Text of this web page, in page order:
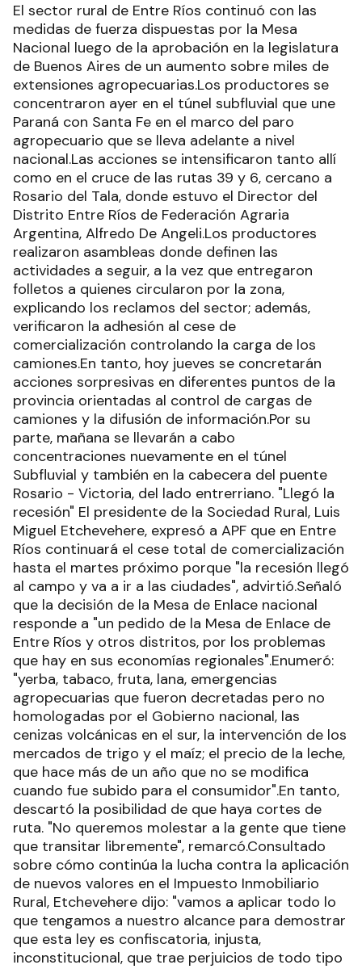
El sector rural de Entre Ríos continuó con las
medidas de fuerza dispuestas por la Mesa
Nacional luego de la aprobación en la legislatura
de Buenos Aires de un aumento sobre miles de
extensiones agropecuarias.Los productores se
concentraron ayer en el túnel subfluvial que une
Paraná con Santa Fe en el marco del paro
agropecuario que se lleva adelante a nivel
nacional.Las acciones se intensificaron tanto allí
como en el cruce de las rutas 39 y 6, cercano a
Rosario del Tala, donde estuvo el Director del
Distrito Entre Ríos de Federación Agraria
Argentina, Alfredo De Angeli.Los productores
realizaron asambleas donde definen las
actividades a seguir, a la vez que entregaron
folletos a quienes circularon por la zona,
explicando los reclamos del sector; además,
verificaron la adhesión al cese de
comercialización controlando la carga de los
camiones.En tanto, hoy jueves se concretarán
acciones sorpresivas en diferentes puntos de la
provincia orientadas al control de cargas de
camiones y la difusión de información.Por su
parte, mañana se llevarán a cabo
concentraciones nuevamente en el túnel
Subfluvial y también en la cabecera del puente
Rosario - Victoria, del lado entrerriano. "Llegó la
recesión" El presidente de la Sociedad Rural, Luis
Miguel Etchevehere, expresó a APF que en Entre
Ríos continuará el cese total de comercialización
hasta el martes próximo porque "la recesión llegó
al campo y va a ir a las ciudades", advirtió.Señaló
que la decisión de la Mesa de Enlace nacional
responde a "un pedido de la Mesa de Enlace de
Entre Ríos y otros distritos, por los problemas
que hay en sus economías regionales".Enumeró:
"yerba, tabaco, fruta, lana, emergencias
agropecuarias que fueron decretadas pero no
homologadas por el Gobierno nacional, las
cenizas volcánicas en el sur, la intervención de los
mercados de trigo y el maíz; el precio de la leche,
que hace más de un año que no se modifica
cuando fue subido para el consumidor".En tanto,
descartó la posibilidad de que haya cortes de
ruta. "No queremos molestar a la gente que tiene
que transitar libremente", remarcó.Consultado
sobre cómo continúa la lucha contra la aplicación
de nuevos valores en el Impuesto Inmobiliario
Rural, Etchevehere dijo: "vamos a aplicar todo lo
que tengamos a nuestro alcance para demostrar
que esta ley es confiscatoria, injusta,
inconstitucional, que trae perjuicios de todo tipo